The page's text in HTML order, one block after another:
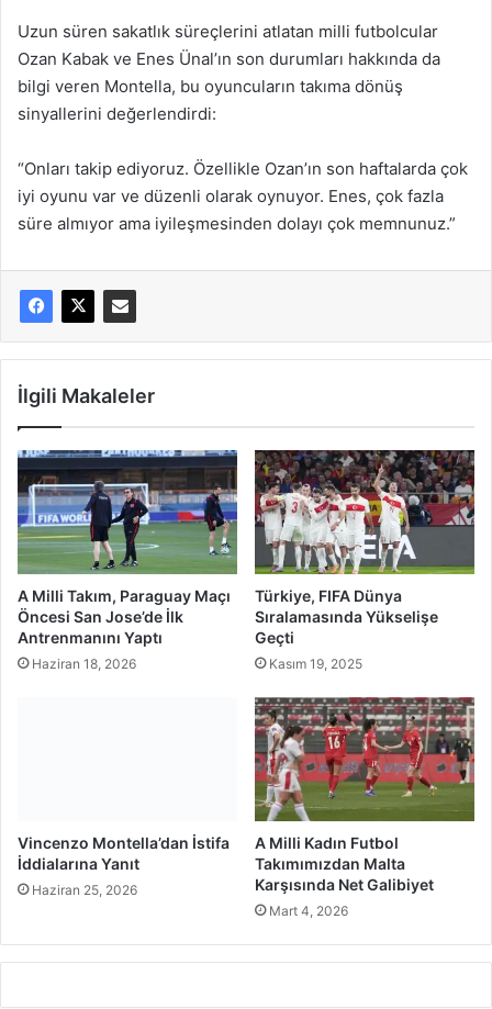
Uzun süren sakatlık süreçlerini atlatan milli futbolcular
Ozan Kabak ve Enes Ünal’ın son durumları hakkında da
bilgi veren Montella, bu oyuncuların takıma dönüş
sinyallerini değerlendirdi:
“Onları takip ediyoruz. Özellikle Ozan’ın son haftalarda çok
iyi oyunu var ve düzenli olarak oynuyor. Enes, çok fazla
süre almıyor ama iyileşmesinden dolayı çok memnunuz.”
İlgili Makaleler
A Milli Takım, Paraguay Maçı
Öncesi San Jose’de İlk
Antrenmanını Yaptı
Haziran 18, 2026
Türkiye, FIFA Dünya
Sıralamasında Yükselişe
Geçti
Kasım 19, 2025
Vincenzo Montella’dan İstifa
İddialarına Yanıt
Haziran 25, 2026
A Milli Kadın Futbol
Takımımızdan Malta
Karşısında Net Galibiyet
Mart 4, 2026